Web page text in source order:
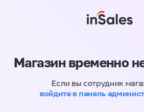
Магазин временно
Если вы сотрудник
войдите в панель